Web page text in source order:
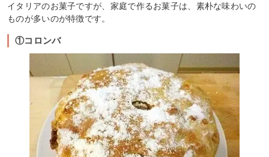
イタリアのお菓子ですが、家庭で作るお菓子は、素朴な味わいの
ものが多いのが特徴です。
①コロンバ